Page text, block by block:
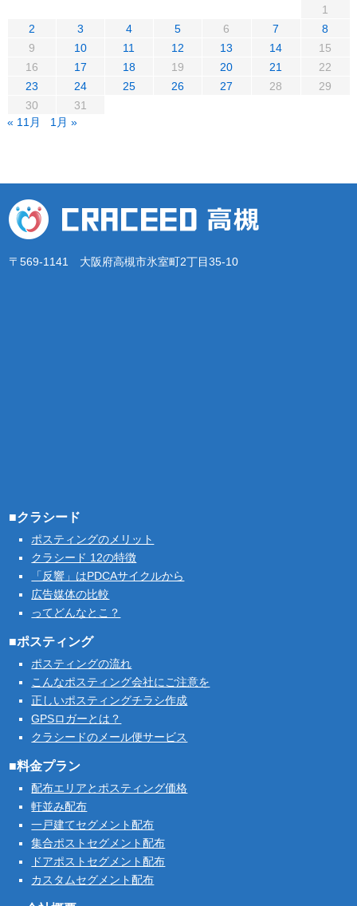
1
2
3 4 5 6 7
8
9
10 11 12 13 14
15
16
17 18 19 20 21
22
23
24 25 26 27 28
29
30
31
« 11月
1月 »
〒569-1141 大阪府高槻市氷室町2丁目35-10
■クラシード
ポスティングのメリット
クラシード 12の特徴
「反響」はPDCAサイクルから
広告媒体の比較
ってどんなとこ？
■ポスティング
ポスティングの流れ
こんなポスティング会社にご注意を
正しいポスティングチラシ作成
GPSロガーとは？
クラシードのメール便サービス
■料金プラン
配布エリアとポスティング価格
軒並み配布
一戸建てセグメント配布
集合ポストセグメント配布
ドアポストセグメント配布
カスタムセグメント配布